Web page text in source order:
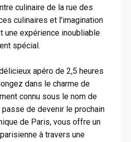
culinaire de la rue des
culinaires et l'imagination
une expérience inoubliable
spécial.
apéro de 2,5 heures
dans le charme de
connu sous le nom de
passe de devenir le prochain
de Paris, vous offre un
à travers une